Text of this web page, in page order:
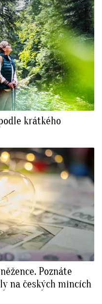
krátkého
Poznáte
na českých mincích